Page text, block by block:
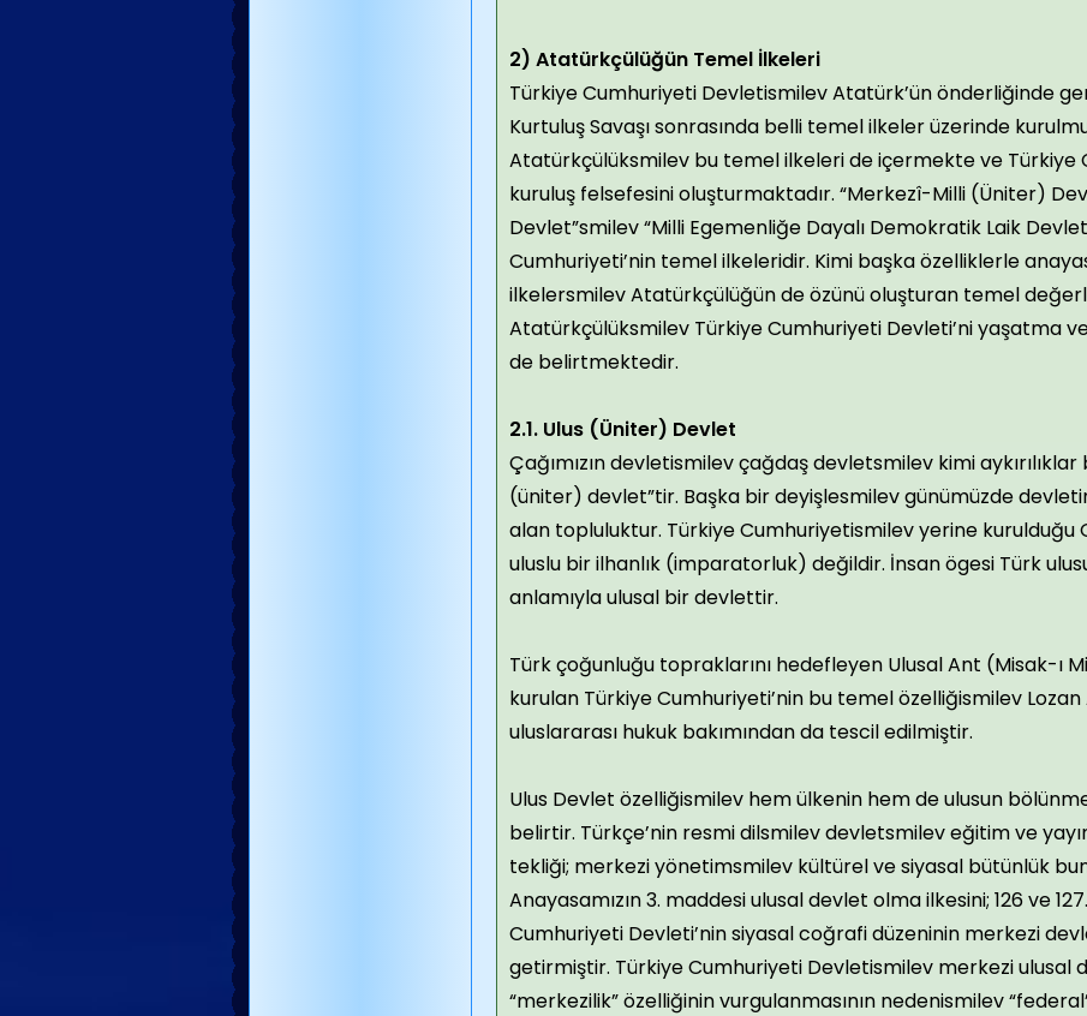
2) Atatürkçülüğün Temel İlkeleri
Türkiye Cumhuriyeti Devletismilev Atatürk’ün önderliğinde
Kurtuluş Savaşı sonrasında belli temel ilkeler üzerinde
Atatürkçülüksmilev bu temel ilkeleri de içermekte ve Türkiye
kuruluş felsefesini oluşturmaktadır. “Merkezî-Milli (Üniter)
Devlet”smilev “Milli Egemenliğe Dayalı Demokratik Laik
Cumhuriyeti’nin temel ilkeleridir. Kimi başka özelliklerle
ilkelersmilev Atatürkçülüğün de özünü oluşturan temel
Atatürkçülüksmilev Türkiye Cumhuriyeti Devleti’ni yaşatma
de belirtmektedir.
2.1. Ulus (Üniter) Devlet
Çağımızın devletismilev çağdaş devletsmilev kimi aykırılıklar
(üniter) devlet”tir. Başka bir deyişlesmilev günümüzde devletin
alan topluluktur. Türkiye Cumhuriyetismilev yerine kurulduğu
uluslu bir ilhanlık (imparatorluk) değildir. İnsan ögesi Türk
anlamıyla ulusal bir devlettir.
Türk çoğunluğu topraklarını hedefleyen Ulusal Ant (Misak-ı
kurulan Türkiye Cumhuriyeti’nin bu temel özelliğismilev Lozan
uluslararası hukuk bakımından da tescil edilmiştir.
Ulus Devlet özelliğismilev hem ülkenin hem de ulusun
belirtir. Türkçe’nin resmi dilsmilev devletsmilev eğitim ve
tekliği; merkezi yönetimsmilev kültürel ve siyasal bütünlük
Anayasamızın 3. maddesi ulusal devlet olma ilkesini; 126 ve
Cumhuriyeti Devleti’nin siyasal coğrafi düzeninin merkezi
getirmiştir. Türkiye Cumhuriyeti Devletismilev merkezi ulusal
“merkezilik” özelliğinin vurgulanmasının nedenismilev